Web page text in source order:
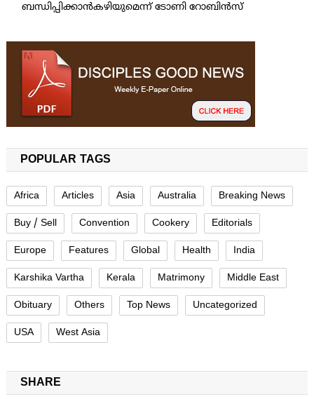
ബന്ധിപ്പിക്കാന്‍കഴിയുമെന്ന് ടോണി റോബിന്‍സ്
POPULAR TAGS
Africa Articles Asia Australia Breaking News
Buy / Sell Convention Cookery Editorials
Europe Features Global Health India
Karshika Vartha Kerala Matrimony Middle East
Obituary Others Top News Uncategorized
USA West Asia
SHARE